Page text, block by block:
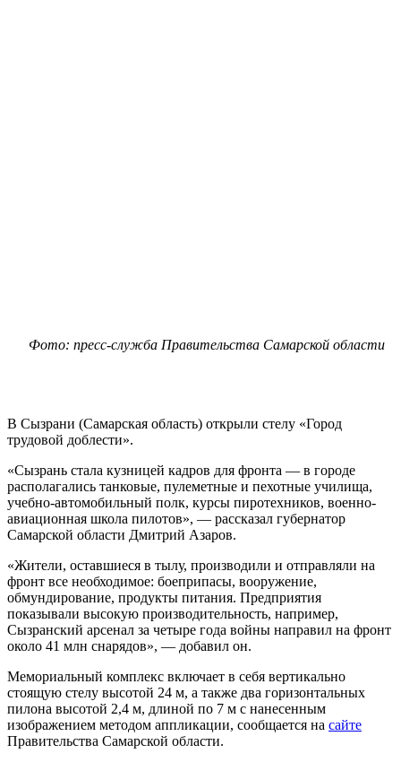
Фото: пресс-служба Правительства Самарской области
В Сызрани (Самарская область) открыли стелу «Город
трудовой доблести».
«Сызрань стала кузницей кадров для фронта — в городе
располагались танковые, пулеметные и пехотные училища,
учебно-автомобильный полк, курсы пиротехников, военно-
авиационная школа пилотов», — рассказал губернатор
Самарской области Дмитрий Азаров.
«Жители, оставшиеся в тылу, производили и отправляли на
фронт все необходимое: боеприпасы, вооружение,
обмундирование, продукты питания. Предприятия
показывали высокую производительность, например,
Сызранский арсенал за четыре года войны направил на фронт
около 41 млн снарядов», — добавил он.
Мемориальный комплекс включает в себя вертикально
стоящую стелу высотой 24 м, а также два горизонтальных
пилона высотой 2,4 м, длиной по 7 м с нанесенным
изображением методом аппликации, сообщается на сайте
Правительства Самарской области.